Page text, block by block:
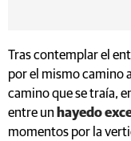
Tras contemplar el
por el mismo camino
camino que se traía,
entre un hayedo
momentos por la